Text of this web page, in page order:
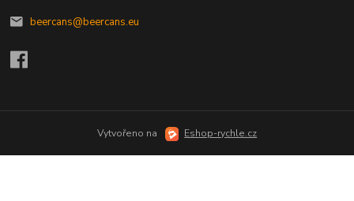
beercans@beercans.eu
Vytvořeno na Eshop-rychle.cz